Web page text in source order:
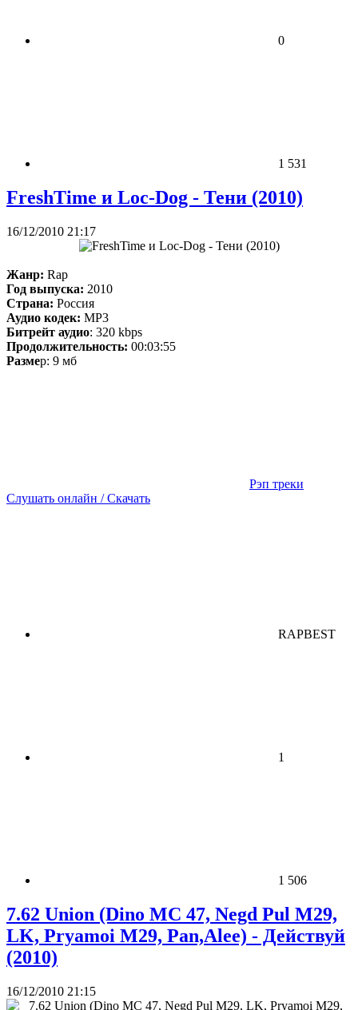
0
1 531
FreshTime и Loc-Dog - Тени (2010)
16/12/2010 21:17
Жанр: Rap
Год выпуска: 2010
Страна: Россия
Аудио кодек: MP3
Битрейт аудио: 320 kbps
Продолжительность: 00:03:55
Размер: 9 мб
Рэп треки
Слушать онлайн / Скачать
RAPBEST
1
1 506
7.62 Union (Dino MC 47, Negd Pul M29,
LK, Pryamoi M29, Pan,Alee) - Действуй
(2010)
16/12/2010 21:15